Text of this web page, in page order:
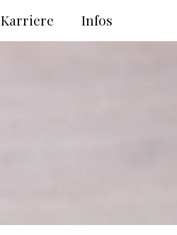
Infos
Karriere